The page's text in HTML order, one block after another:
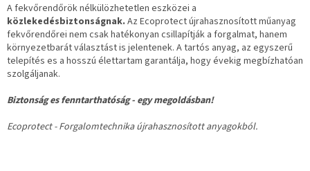
A fekvőrendőrök nélkülözhetetlen eszközei a
közlekedésbiztonságnak. Az Ecoprotect újrahasznosított műanyag
fekvőrendőrei nem csak hatékonyan csillapítják a forgalmat, hanem
környezetbarát választást is jelentenek. A tartós anyag, az egyszerű
telepítés es a hosszú élettartam garantálja, hogy évekig megbízhatóan
szolgáljanak.
Biztonság es fenntarthatóság - egy megoldásban!
Ecoprotect - Forgalomtechnika újrahasznosított anyagokból.